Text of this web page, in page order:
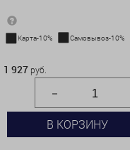
Карта-10% Самовывоз-10%
1 927 руб.
В КОРЗИНУ